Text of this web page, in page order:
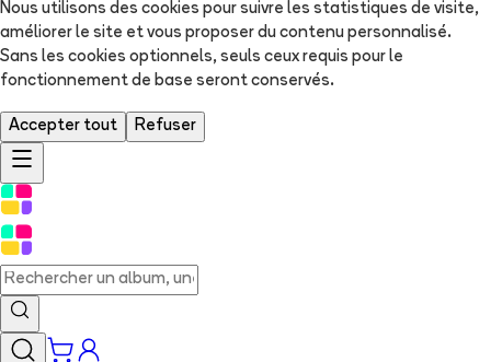
Nous utilisons des cookies pour suivre les statistiques de visite,
améliorer le site et vous proposer du contenu personnalisé.
Sans les cookies optionnels, seuls ceux requis pour le
fonctionnement de base seront conservés.
Accepter tout Refuser